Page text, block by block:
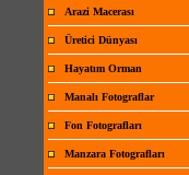
Arazi Macerası
Üretici Dünyası
Hayatım Orman
Manalı Fotograflar
Fon Fotografları
Manzara Fotografları